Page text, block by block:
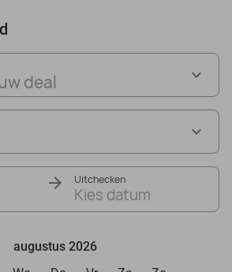
deal
Uitchecken
Kies datum
augustus 2026